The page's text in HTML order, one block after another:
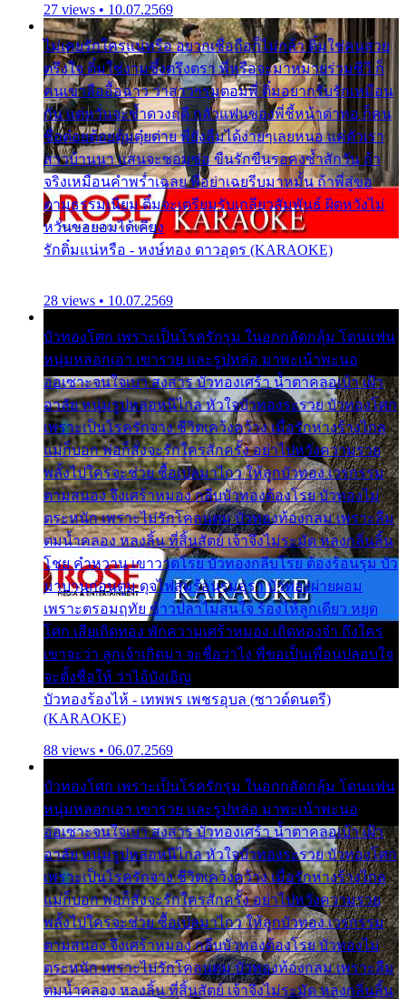
27 views • 10.07.2569
ไม่เคยรักใครแน่หรือ อยากเชื่อถือก็ไม่กล้า ติ๋มใช่คนสวย
ตรึงใจ ติ๋มใช่งามซึ้งตรึงตรา พี่หรือจะมาหมายร่วมชีวี ก็
คนเขาลืออื้อฉาว ว่าสาวๆรุมตอมพี่ ติ๋มอยากรับรักเหมือน
กัน แต่หวั่นจะช้ำดวงฤดี กลัวแฟนของพี่ชี้หน้าด่าทอ ก็คน
ชื่อต๋อยต้อยตุ้มตุ๋ยต่าย พี่ยังลืมได้ง่ายๆเลยหนอ แค่ตัวเรา
สาวบ้านนา แสนจะซอมซ่อ ขืนรักขืนรอคงช้ำสักวัน ถ้า
จริงเหมือนคำพร่ำเฉลย พี่อย่าเฉยรีบมาหมั้น ถ้าพี่สู่ขอ
ตามธรรมเนียม ติ๋มจะเตรียมรับเกลียวสัมพันธ์ ผิดหวังไม่
หวั่นขอยอมได้เคียง
รักติ๋มแน่หรือ - หงษ์ทอง ดาวอุดร (KARAOKE)
28 views • 10.07.2569
บัวทองโศก เพราะเป็นโรครักรุม ในอกกลัดกลุ้ม โดนแฟน
หนุ่มหลอกเอา เขารวย และรูปหล่อ มาพะเน้าพะนอ
ออเซาะจนใจเบา สงสาร บัวทองเศร้า น้ำตาคลอเบ้า เฝ้า
อาลัย หนุ่มรูปหล่อหนีไกล หัวใจบัวทองระรวย บัวทองโศก
เพราะเป็นโรครักจาง ชีวิตเคว้งคว้าง เมื่อรักห่างร้างไกล
แม่ก็บอก พ่อก็สั่งจะรักใครสักครั้ง อย่าไปหวังความรวย
พลั้งไปใครจะช่วย ซื้อเปลมาไกว ให้ลูกบัวทอง เวรกรรม
ตามสนอง จึงเศร้าหมอง กลีบบัวทองต้องโรย บัวทองไม่
ตระหนัก เพราะไม่รักโคลนตม บัวทองท้องกลม เพราะลืม
ตมน้ำคลอง หลงลิ้น ที่สิ้นสัตย์ เจ้าจึงไม่ระมัด หลงกลิ่นลิ้น
โชย คำหวาน เขาวาดโรย บัวทองกลีบโรย ต้องร้อนรุม บัว
มาบานก่อนตูม ดุจไฟสุมร้อนรุมอุรา บัวทองผ่ายผอม
เพราะตรอมฤทัย ข้าวปลาไม่สนใจ ร้องไห้ลูกเดียว หยุด
โศก เสียเถิดทอง พักความเศร้าหมอง เถิดทองจ๋า ถึงใคร
เขาจะว่า ลูกเจ้าเกิดมา จะชื่อว่าไง พี่ขอเป็นเพื่อนปลอบใจ
จะตั้งชื่อให้ ว่าไอ้บังเอิญ
บัวทองร้องไห้ - เทพพร เพชรอุบล (ซาวด์ดนตรี)
(KARAOKE)
88 views • 06.07.2569
บัวทองโศก เพราะเป็นโรครักรุม ในอกกลัดกลุ้ม โดนแฟน
หนุ่มหลอกเอา เขารวย และรูปหล่อ มาพะเน้าพะนอ
ออเซาะจนใจเบา สงสาร บัวทองเศร้า น้ำตาคลอเบ้า เฝ้า
อาลัย หนุ่มรูปหล่อหนีไกล หัวใจบัวทองระรวย บัวทองโศก
เพราะเป็นโรครักจาง ชีวิตเคว้งคว้าง เมื่อรักห่างร้างไกล
แม่ก็บอก พ่อก็สั่งจะรักใครสักครั้ง อย่าไปหวังความรวย
พลั้งไปใครจะช่วย ซื้อเปลมาไกว ให้ลูกบัวทอง เวรกรรม
ตามสนอง จึงเศร้าหมอง กลีบบัวทองต้องโรย บัวทองไม่
ตระหนัก เพราะไม่รักโคลนตม บัวทองท้องกลม เพราะลืม
ตมน้ำคลอง หลงลิ้น ที่สิ้นสัตย์ เจ้าจึงไม่ระมัด หลงกลิ่นลิ้น